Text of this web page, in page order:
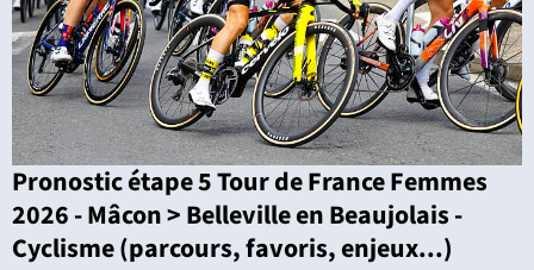
Pronostic étape 5 Tour de France Femmes
2026 - Mâcon > Belleville en Beaujolais -
Cyclisme (parcours, favoris, enjeux...)